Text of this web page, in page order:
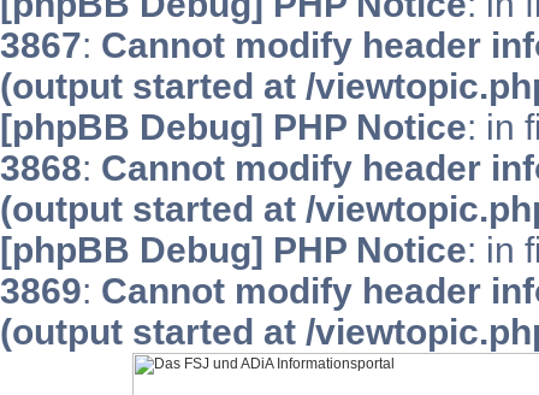
3867: Cannot modify header
(output started at /
[phpBB Debug] PHP Notice: in
3868: Cannot modify header
(output started at /
[phpBB Debug] PHP Notice: in
3869: Cannot modify header
(output started at /